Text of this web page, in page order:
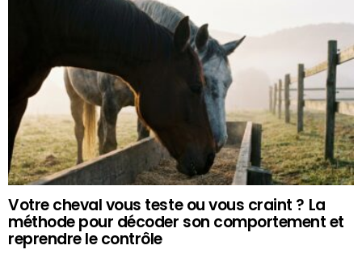
Votre cheval vous teste ou vous craint ? La
méthode pour décoder son comportement et
reprendre le contrôle